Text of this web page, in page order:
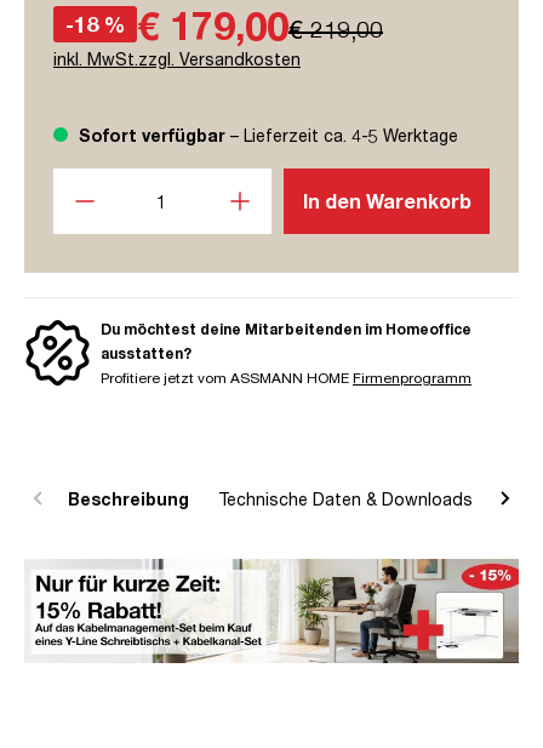
-18 % € 179,00€ 219,00
inkl. MwSt.zzgl. Versandkosten
Sofort verfügbar – Lieferzeit ca. 4-5 Werktage
In den Warenkorb
Du möchtest deine Mitarbeitenden im Homeoffice
ausstatten?
Profitiere jetzt vom ASSMANN HOME Firmenprogramm
Beschreibung Technische Daten & Downloads